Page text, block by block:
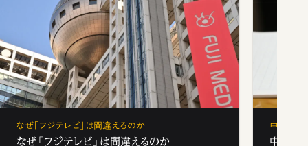
なぜ「フジテレビ」は間違えるのか
なぜ「フジテレビ」は間違えるのか
中学受験
中学受